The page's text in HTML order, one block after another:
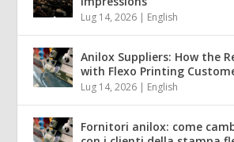
Lug 14, 2026 English
Anilox Suppliers: How the
with Flexo Printing
Lug 14, 2026 English
Fornitori anilox: come